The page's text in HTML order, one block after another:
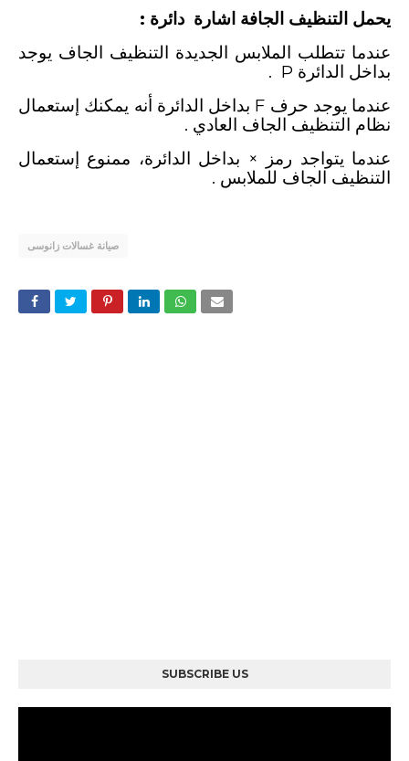
يحمل التنظيف الجافة اشارة دائرة :
عندما تتطلب الملابس الجديدة التنظيف الجاف يوجد
بداخل الدائرة P
.
عندما يوجد حرف F بداخل الدائرة أنه يمكنك إستعمال
نظام التنظيف الجاف العادي .
عندما يتواجد رمز × بداخل الدائرة، ممنوع إستعمال
التنظيف الجاف للملابس .
صيانة غسالات زانوسى
SUBSCRIBE US